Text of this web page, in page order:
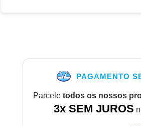
PAGAMENTO
Parcele todos os nossos
3x SEM JUROS